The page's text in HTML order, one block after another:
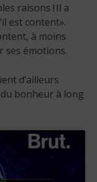
raisons ! Il a
est content».
à moins
ses émotions.
d’ailleurs
bonheur à long